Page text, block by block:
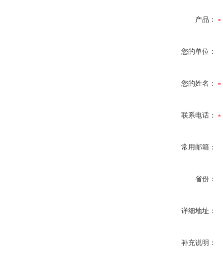
产品：
您的单位：
您的姓名：
联系电话：
常用邮箱：
省份：
详细地址：
补充说明：